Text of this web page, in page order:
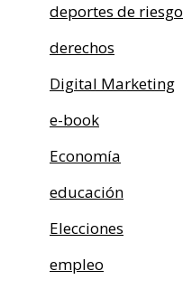
deportes de riesgo
derechos
Digital Marketing
e-book
Economía
educación
Elecciones
empleo